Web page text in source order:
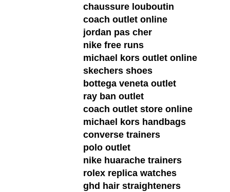
chaussure louboutin
coach outlet online
jordan pas cher
nike free runs
michael kors outlet online
skechers shoes
bottega veneta outlet
ray ban outlet
coach outlet store online
michael kors handbags
converse trainers
polo outlet
nike huarache trainers
rolex replica watches
ghd hair straighteners